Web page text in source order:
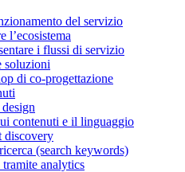
del servizio
l’ecosistema
i flussi di servizio
soluzioni
di co-progettazione
contenuti e il linguaggio
discovery
(search keywords)
analytics